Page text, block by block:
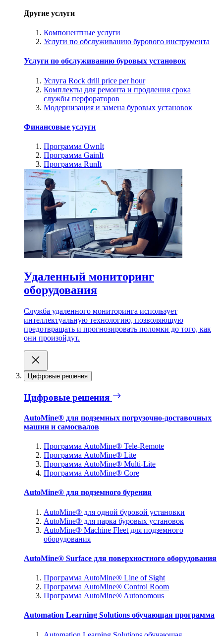
Другие услуги
Компонентные услуги
Услуги по обслуживанию бурового инструмента
Услуги по обслуживанию буровых установок
Услуга Rock drill price per hour
Комплекты для ремонта и продления срока
службы перфораторов
Модернизация и замена буровых установок
Финансовые услуги
Программа OwnIt
Программа GainIt
Программа RunIt
Удаленный мониторинг
оборудования
Служба удаленного мониторинга использует
интеллектуальную технологию, позволяющую
предотвращать и прогнозировать поломки до того, как
они произойдут.
Цифровые решения
Цифровые решения
AutoMine® для подземных погрузочно-доставочных
машин и самосвалов
Программа AutoMine® Tele-Remote
Программа AutoMine® Lite
Программа AutoMine® Multi-Lite
Программа AutoMine® Core
AutoMine® для подземного бурения
AutoMine® для одной буровой установки
AutoMine® для парка буровых установок
AutoMine® Machine Fleet для подземного
оборудования
AutoMine® Surface для поверхностного оборудования
Программа AutoMine® Line of Sight
Программа AutoMine® Control Room
Программа AutoMine® Autonomous
Automation Learning Solutions обучающая программа